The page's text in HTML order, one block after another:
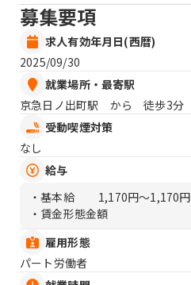
募集要項
求人有効年月日(西暦)
2025/09/30
就業場所・最寄駅
京急日ノ出町駅 から 徒歩3分
受動喫煙対策
なし
給与
・基本給
1,170円〜1,170円
・賃金形態金額
雇用形態
パート労働者